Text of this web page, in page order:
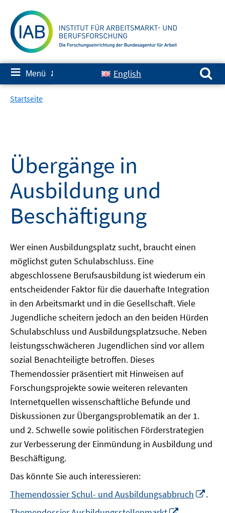
zum
Inhalt
≡ Menü ✘ English
Suchen nach:
Startseite
Übergänge in
Ausbildung und
Beschäftigung
Wer einen Ausbildungsplatz sucht, braucht einen
möglichst guten Schulabschluss. Eine
abgeschlossene Berufsausbildung ist wiederum ein
entscheidender Faktor für die dauerhafte Integration
in den Arbeitsmarkt und in die Gesellschaft. Viele
Jugendliche scheitern jedoch an den beiden Hürden
Schulabschluss und Ausbildungsplatzsuche. Neben
leistungsschwächeren Jugendlichen sind vor allem
sozial Benachteiligte betroffen. Dieses
Themendossier präsentiert mit Hinweisen auf
Forschungsprojekte sowie weiteren relevanten
Internetquellen wissenschaftliche Befunde und
Diskussionen zur Übergangsproblematik an der 1.
und 2. Schwelle sowie politischen Förderstrategien
zur Verbesserung der Einmündung in Ausbildung und
Beschäftigung.
Das könnte Sie auch interessieren:
Themendossier Schul- und Ausbildungsabbruch
.